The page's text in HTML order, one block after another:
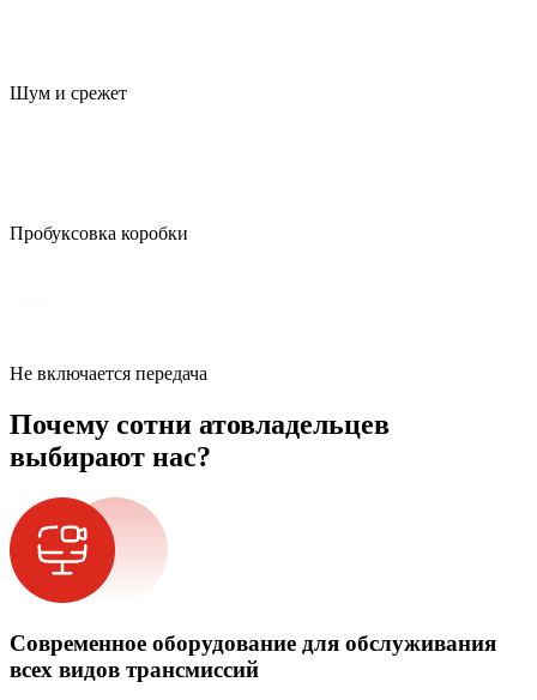
Шум и срежет
Пробуксовка коробки
Не включается передача
Почему сотни атовладельцев
выбирают нас?
Современное оборудование для обслуживания
всех видов трансмиссий